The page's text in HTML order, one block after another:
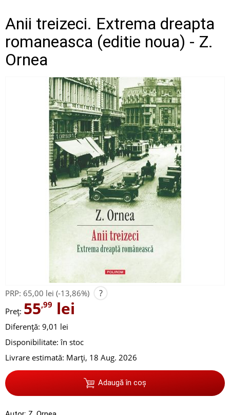
Anii treizeci. Extrema dreapta
romaneasca (editie noua) - Z.
Ornea
PRP: 65,00 lei (-13,86%) ?
Preț: 55,99 lei
Diferență: 9,01 lei
Disponibilitate: în stoc
Livrare estimată: Marți, 18 Aug. 2026
Adaugă în coș